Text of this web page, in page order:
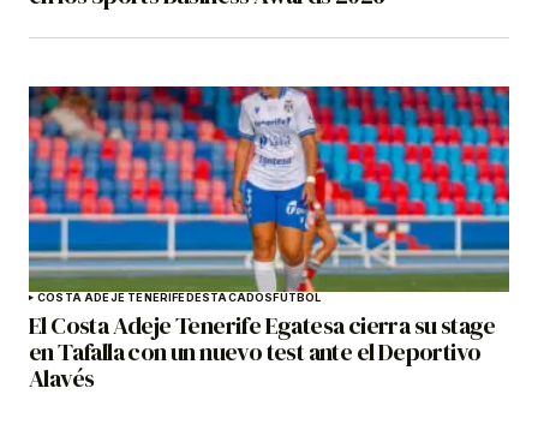
COSTA ADEJE TENERIFEDESTACADOSFÚTBOL
El Costa Adeje Tenerife Egatesa cierra su stage
en Tafalla con un nuevo test ante el Deportivo
Alavés